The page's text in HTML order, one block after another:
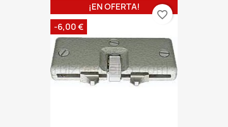
¡EN OFERTA!
-6,00 €
favorite_border